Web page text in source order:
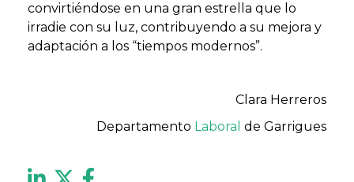
convirtiéndose en una gran estrella que lo
irradie con su luz, contribuyendo a su mejora y
adaptación a los “tiempos modernos”.
Clara Herreros
Departamento Laboral de Garrigues